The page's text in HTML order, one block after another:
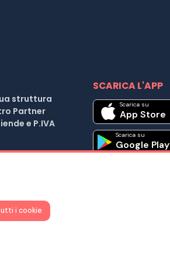
struttura
Partner
e P.IVA
SCARICA L'APP
Scarica su
App Store
Scarica su
Google Play
Fiscale e P.IVA 04037441203 |
D.L. 179/2012
i cookie